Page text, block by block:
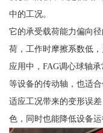
中的工况。
它的承受载荷能力偏向
荷，工作时摩擦系数低
应用中，FAG调心球轴
等设备的传动轴，也适
适应工况带来的变形误
色，同时也能降低设备运